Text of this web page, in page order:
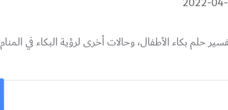
حلم بكاء الأطفال، وحالات أخرى لرؤية البكاء في المنام